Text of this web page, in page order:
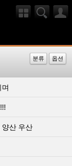
분류
옵션
양산 우산